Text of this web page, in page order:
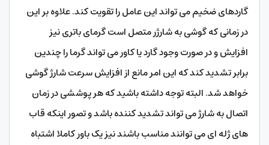
گاردهای ضخیم می تواند این عامل را تقویت کند. علاوه بر این
در زمانی که گوشی به شارژر متصل است گرمای باتری نیز
افزایش و در صورت وجود گارد یا کاور می تواند گرما را چندین
برابر تشدید کند که این امر مانع از افزایش سرعت شارژ گوشی
خواهد شد. البته توجه داشته باشید که هر پوششی در زمان
اتصال به شارژ می تواند تشدید کننده باشد و تصور اینکه قاب
های ژله ای می توانند مناسب باشند نیز یک باور کاملا اشتباه